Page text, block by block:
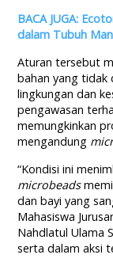
BACA JUGA:
dalam Tubuh
Aturan tersebut
bahan yang tidak
lingkungan dan
pengawasan
memungkinkan
mengandung
“Kondisi ini
microbeads
dan bayi yang
Mahasiswa
Nahdlatul Ulama
serta dalam aksi